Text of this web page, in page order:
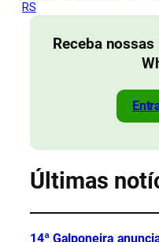
RS
Receba
Últimas
14ª Galponeira